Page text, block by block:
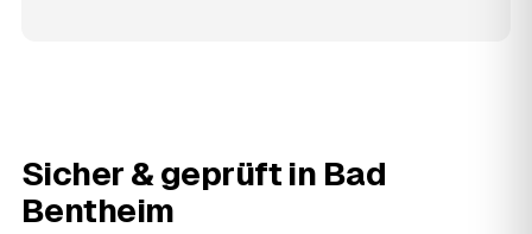
Sicher & geprüft in Bad
Bentheim